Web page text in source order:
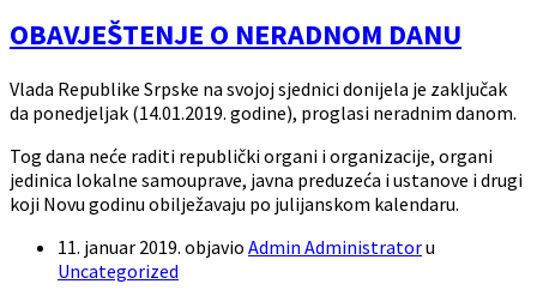
OBAVJEŠTENJE O NERADNOM DANU
Vlada Republike Srpske na svojoj sjednici donijela je zaključak
da ponedjeljak (14.01.2019. godine), proglasi neradnim danom.
Tog dana neće raditi republički organi i organizacije, organi
jedinica lokalne samouprave, javna preduzeća i ustanove i drugi
koji Novu godinu obilježavaju po julijanskom kalendaru.
11. januar 2019. objavio Admin Administratoru
Uncategorized